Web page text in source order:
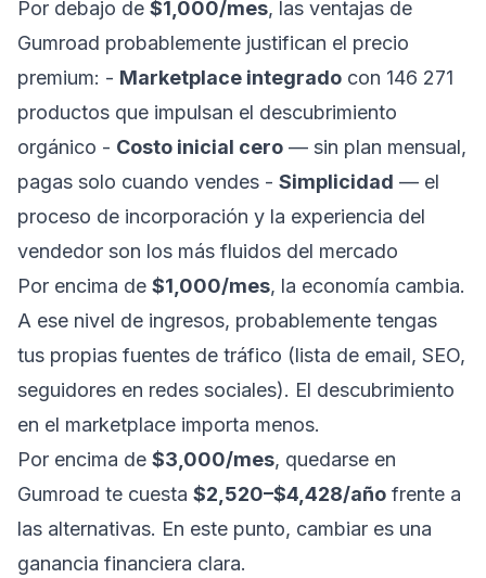
Por debajo de $1,000/mes, las ventajas de
Gumroad probablemente justifican el precio
premium: - Marketplace integrado con 146 271
productos que impulsan el descubrimiento
orgánico - Costo inicial cero — sin plan mensual,
pagas solo cuando vendes - Simplicidad — el
proceso de incorporación y la experiencia del
vendedor son los más fluidos del mercado
Por encima de $1,000/mes, la economía cambia.
A ese nivel de ingresos, probablemente tengas
tus propias fuentes de tráfico (lista de email, SEO,
seguidores en redes sociales). El descubrimiento
en el marketplace importa menos.
Por encima de $3,000/mes, quedarse en
Gumroad te cuesta $2,520–$4,428/año frente a
las alternativas. En este punto, cambiar es una
ganancia financiera clara.